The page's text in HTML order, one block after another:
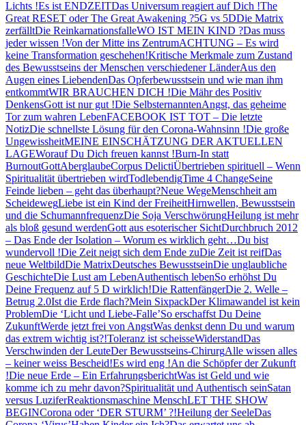
Lichts !Es ist ENDZEITDas Universum reagiert auf Dich !The
Great RESET oder The Great Awakening ?5G vs 5DDie Matrix
zerfälltDie ReinkarnationsfalleWO IST MEIN KIND ?Das muss
jeder wissen !Von der Mitte ins ZentrumACHTUNG – Es wird
keine Transformation geschehen!Kritische Merkmale zum Zustand
des Bewusstseins der Menschen verschiedener LänderAus den
Augen eines LiebendenDas Opferbewusstsein und wie man ihm
entkommtWIR BRAUCHEN DICH !Die Mähr des Positiv
DenkensGott ist nur gut !Die SelbsternanntenAngst, das geheime
Tor zum wahren LebenFACEBOOK IST TOT – Die letzte
NotizDie schnellste Lösung für den Corona-Wahnsinn !Die große
UngewissheitMEINE EINSCHÄTZUNG DER AKTUELLEN
LAGEWorauf Du Dich freuen kannst !Burn-In statt
BurnoutGottAberglaubeCorpus DelictiÜbertrieben spirituell – Wenn
Spiritualität übertrieben wirdTodlebendigTime 4 ChangeSeine
Feinde lieben – geht das überhaupt?Neue WegeMenschheit am
ScheidewegLiebe ist ein Kind der FreiheitHirnwellen, Bewusstsein
und die SchumannfrequenzDie Soja VerschwörungHeilung ist mehr
als bloß gesund werdenGott aus esoterischer SichtDurchbruch 2012
– Das Ende der Isolation – Worum es wirklich geht…Du bist
wundervoll !Die Zeit neigt sich dem Ende zuDie Zeit ist reifDas
neue WeltbildDie MatrixDeutsches BewusstseinDie unglaubliche
GeschichteDie Lust am LebenAuthentisch lebenSo erhöhst Du
Deine Frequenz auf 5 D wirklich!Die RattenfängerDie 2. Welle –
Betrug 2.0Ist die Erde flach?Mein SixpackDer Klimawandel ist kein
ProblemDie ‘Licht und Liebe-Falle’So erschaffst Du Deine
ZukunftWerde jetzt frei von AngstWas denkst denn Du und warum
das extrem wichtig ist?!Toleranz ist scheisseWiderstandDas
Verschwinden der LeuteDer Bewusstseins-ChirurgAlle wissen alles
– keiner weiss Bescheid!Es wird eng !An die Schöpfer der Zukunft
!Die neue Erde – Ein ErfahrungsberichtWas ist Geld und wie
komme ich zu mehr davon?Spiritualität und Authentisch seinSatan
versus LuziferReaktionsmaschine MenschLET THE SHOW
BEGINCorona oder ‘DER STURM’ ?!Heilung der SeeleDas